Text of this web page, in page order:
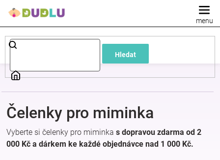
Hledat
Dětské
a
kojenecké
oblečení
Pokojíček
Čelenky pro miminka
Vyberte si čelenky pro miminka s dopravou zdarma od 2
000 Kč a dárkem ke každé objednávce nad 1 000 Kč.